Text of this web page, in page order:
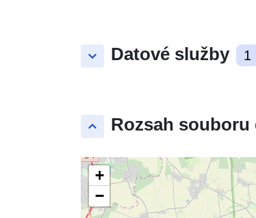
keyboard_arrow_down Datové služby 1
keyboard_arrow_up Rozsah souboru
+
−